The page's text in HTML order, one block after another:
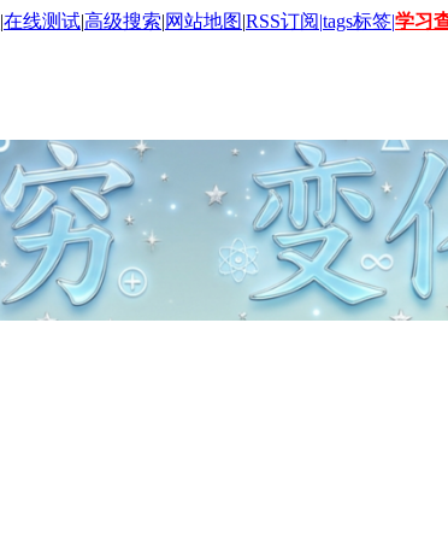
|在线测试|高级搜索|网站地图|RSS订阅|tags标签|学习